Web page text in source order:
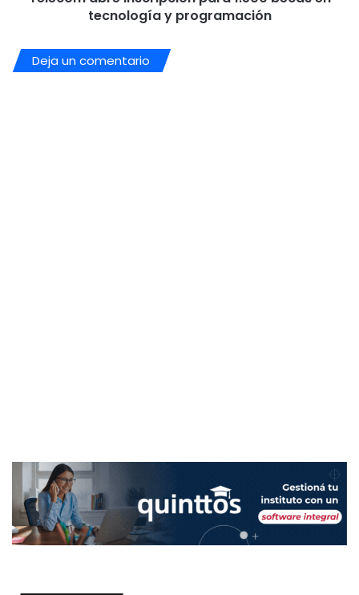
tecnología y programación
Deja un comentario